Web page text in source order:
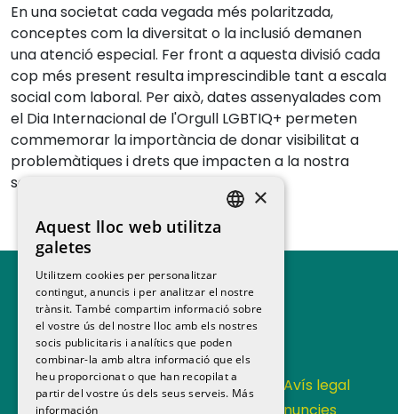
En una societat cada vegada més polaritzada,
conceptes com la diversitat o la inclusió demanen
una atenció especial. Fer front a aquesta divisió cada
cop més present resulta imprescindible tant a escala
social com laboral. Per això, dates assenyalades com
el Dia Internacional de l'Orgull LGBTIQ+ permeten
commemorar la importància de donar visibilitat a
problemàtiques i drets que impacten a la nostra
societat.
Contacta Política de privacitat
Avís legal
Política de cookies
Canal de denuncies
×
Aquest lloc web utilitza
galetes
Utilitzem cookies per personalitzar
contingut, anuncis i per analitzar el nostre
trànsit. També compartim informació sobre
el vostre ús del nostre lloc amb els nostres
socis publicitaris i analítics que poden
combinar-la amb altra informació que els
heu proporcionat o que han recopilat a
partir del vostre ús dels seus serveis. Más
información